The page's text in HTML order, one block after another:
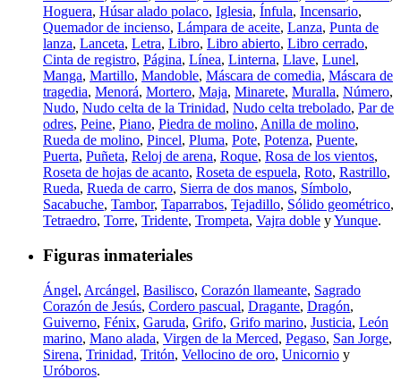
Hoguera, Húsar alado polaco, Iglesia, Ínfula, Incensario,
Quemador de incienso, Lámpara de aceite, Lanza, Punta de
lanza, Lanceta, Letra, Libro, Libro abierto, Libro cerrado,
Cinta de registro, Página, Línea, Linterna, Llave, Lunel,
Manga, Martillo, Mandoble, Máscara de comedia, Máscara de
tragedia, Menorá, Mortero, Maja, Minarete, Muralla, Número,
Nudo, Nudo celta de la Trinidad, Nudo celta trebolado, Par de
odres, Peine, Piano, Piedra de molino, Anilla de molino,
Rueda de molino, Pincel, Pluma, Pote, Potenza, Puente,
Puerta, Puñeta, Reloj de arena, Roque, Rosa de los vientos,
Roseta de hojas de acanto, Roseta de espuela, Roto, Rastrillo,
Rueda, Rueda de carro, Sierra de dos manos, Símbolo,
Sacabuche, Tambor, Taparrabos, Tejadillo, Sólido geométrico,
Tetraedro, Torre, Tridente, Trompeta, Vajra doble yYunque.
Figuras inmateriales
Ángel, Arcángel, Basilisco, Corazón llameante, Sagrado
Corazón de Jesús, Cordero pascual, Dragante, Dragón,
Guiverno, Fénix, Garuda, Grifo, Grifo marino, Justicia, León
marino, Mano alada, Virgen de la Merced, Pegaso, San Jorge,
Sirena, Trinidad, Tritón, Vellocino de oro, Unicornio y
Uróboros.